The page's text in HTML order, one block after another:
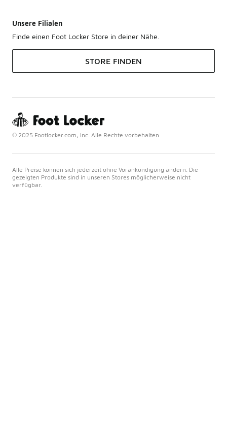
Unsere Filialen
Finde einen Foot Locker Store in deiner Nähe.
STORE FINDEN
© 2025 Footlocker.com, Inc. Alle Rechte vorbehalten
Alle Preise können sich jederzeit ohne Vorankündigung ändern. Die
gezeigten Produkte sind in unseren Stores möglicherweise nicht
verfügbar.